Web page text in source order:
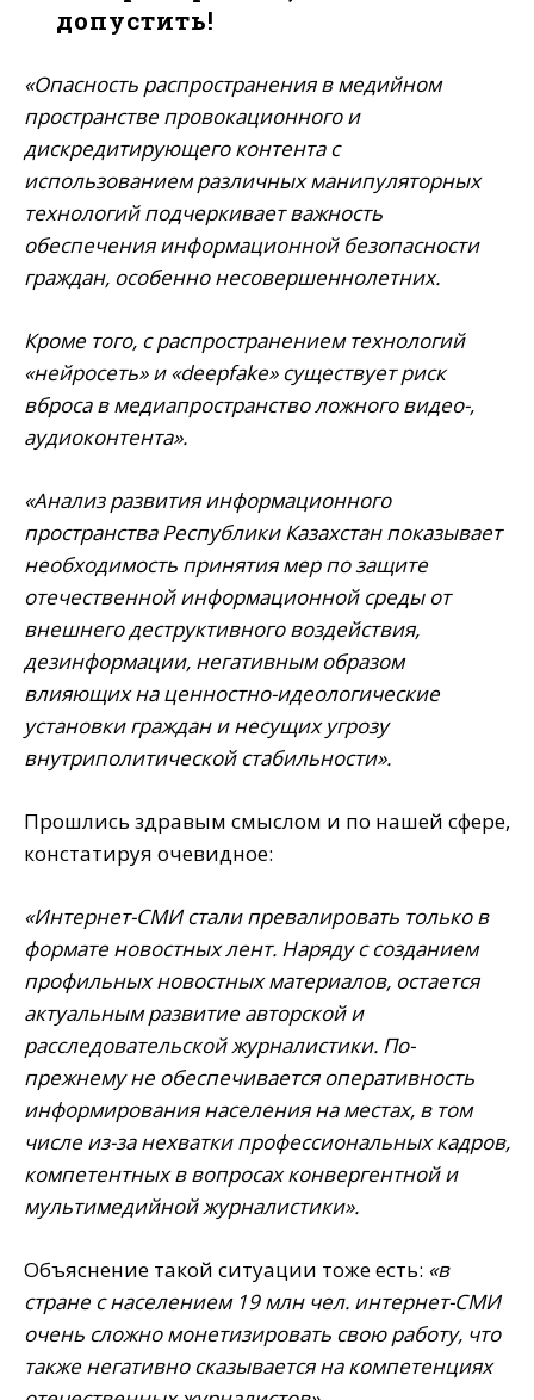
допустить!
«Опасность распространения в медийном
пространстве провокационного и
дискредитирующего контента с
использованием различных манипуляторных
технологий подчеркивает важность
обеспечения информационной безопасности
граждан, особенно несовершеннолетних.
Кроме того, с распространением технологий
«нейросеть» и «deepfake» существует риск
вброса в медиапространство ложного видео-,
аудиоконтента».
«Анализ развития информационного
пространства Республики Казахстан показывает
необходимость принятия мер по защите
отечественной информационной среды от
внешнего деструктивного воздействия,
дезинформации, негативным образом
влияющих на ценностно-идеологические
установки граждан и несущих угрозу
внутриполитической стабильности».
Прошлись здравым смыслом и по нашей сфере,
констатируя очевидное:
«Интернет-СМИ стали превалировать только в
формате новостных лент. Наряду с созданием
профильных новостных материалов, остается
актуальным развитие авторской и
расследовательской журналистики. По-
прежнему не обеспечивается оперативность
информирования населения на местах, в том
числе из-за нехватки профессиональных кадров,
компетентных в вопросах конвергентной и
мультимедийной журналистики».
Объяснение такой ситуации тоже есть: «в
стране с населением 19 млн чел. интернет-СМИ
очень сложно монетизировать свою работу, что
также негативно сказывается на компетенциях